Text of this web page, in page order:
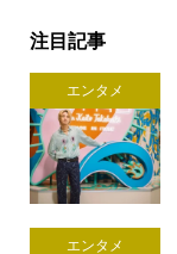
注目記事
エンタメ
エンタメ